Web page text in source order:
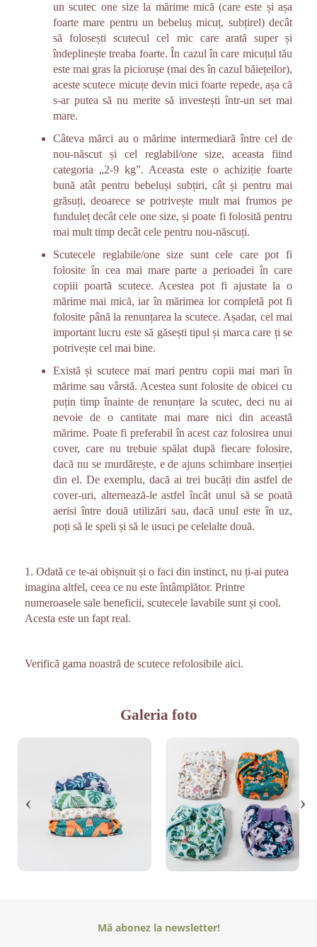
un scutec one size la mărime mică (care este și așa
foarte mare pentru un bebeluș micuț, subțirel) decât
să folosești scutecul cel mic care arată super și
îndeplinește treaba foarte. În cazul în care micuțul tău
este mai gras la piciorușe (mai des în cazul băiețeilor),
aceste scutece micuțe devin mici foarte repede, așa că
s-ar putea să nu merite să investești într-un set mai
mare.
Câteva mărci au o mărime intermediară între cel de
nou-născut și cel reglabil/one size, aceasta fiind
categoria „2-9 kg”. Aceasta este o achiziție foarte
bună atât pentru bebeluși subțiri, cât și pentru mai
grăsuți, deoarece se potrivește mult mai frumos pe
funduleț decât cele one size, și poate fi folosită pentru
mai mult timp decât cele pentru nou-născuți.
Scutecele reglabile/one size sunt cele care pot fi
folosite în cea mai mare parte a perioadei în care
copiii poartă scutece. Acestea pot fi ajustate la o
mărime mai mică, iar în mărimea lor completă pot fi
folosite până la renunțarea la scutece. Așadar, cel mai
important lucru este să găsești tipul și marca care ți se
potrivește cel mai bine.
Există și scutece mai mari pentru copii mai mari în
mărime sau vârstă. Acestea sunt folosite de obicei cu
puțin timp înainte de renunțare la scutec, deci nu ai
nevoie de o cantitate mai mare nici din această
mărime. Poate fi preferabil în acest caz folosirea unui
cover, care nu trebuie spălat după fiecare folosire,
dacă nu se murdărește, e de ajuns schimbare inserției
din el. De exemplu, dacă ai trei bucăți din astfel de
cover-uri, alternează-le astfel încât unul să se poată
aerisi între două utilizări sau, dacă unul este în uz,
poți să le speli și să le usuci pe celelalte două.
1. Odată ce te-ai obișnuit și o faci din instinct, nu ți-ai putea
imagina altfel, ceea ce nu este întâmplător. Printre
numeroasele sale beneficii, scutecele lavabile sunt și cool.
Acesta este un fapt real.
Verifică gama noastră de scutece refolosibile aici.
Galeria foto
Mă abonez la newsletter!